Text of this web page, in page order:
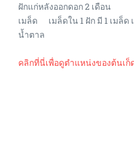
ฝักแก่หลังออกดอก 2 เดือน
เมล็ด เมล็ดใน 1 ฝัก มี 1 เมล็ด
น้ำตาล
คลิกที่นี่เพื่อดูตำแหน่งของต้นเ